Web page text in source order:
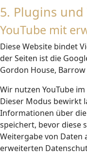
5. Plugins und
YouTube mit
Diese Website bindet
der Seiten ist die
Gordon House,
Wir nutzen YouTube
Dieser Modus bewirkt
Informationen über
speichert, bevor diese
Weitergabe von Daten
erweiterten